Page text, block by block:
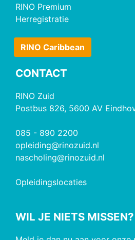
RINO Premium
Herregistratie
RINO Caribbean
CONTACT
RINO Zuid
Postbus 826, 5600 AV
085 - 890 2200
opleiding@rinozuid.nl
nascholing@rinozuid.nl
Opleidingslocaties
WIL JE NIETS MISSEN?